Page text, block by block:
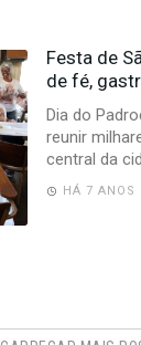
Festa de
de fé,
Dia do
reunir
central da
HÁ 7 ANOS